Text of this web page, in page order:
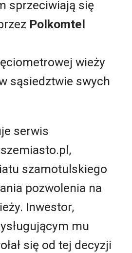
sprzeciwiają się
Polkomtel
wieży
sąsiedztwie swych
serwis
szamotulskiego
pozwolenia na
Inwestor,
mu
się od tej decyzji